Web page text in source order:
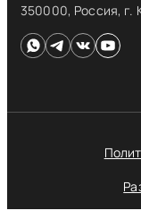
350000, Россия, г.